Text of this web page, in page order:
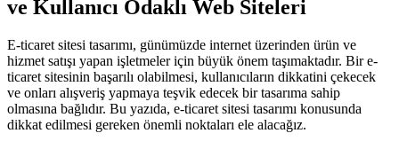
ve Kullanıcı Odaklı Web Siteleri
E-ticaret sitesi tasarımı, günümüzde internet üzerinden ürün ve
hizmet satışı yapan işletmeler için büyük önem taşımaktadır. Bir e-
ticaret sitesinin başarılı olabilmesi, kullanıcıların dikkatini çekecek
ve onları alışveriş yapmaya teşvik edecek bir tasarıma sahip
olmasına bağlıdır. Bu yazıda, e-ticaret sitesi tasarımı konusunda
dikkat edilmesi gereken önemli noktaları ele alacağız.